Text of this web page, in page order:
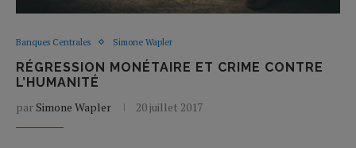
Banques Centrales Simone Wapler
RÉGRESSION MONÉTAIRE ET CRIME CONTRE
L’HUMANITÉ
par Simone Wapler 20 juillet 2017